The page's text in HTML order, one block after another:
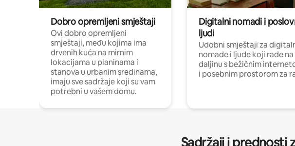
Dobro opremljeni smještaji
Ovi dobro opremljeni
smještaji, među kojima ima
drvenih kuća na mirnim
lokacijama u planinama i
stanova u urbanim sredinama,
imaju sve sadržaje koji su vam
potrebni u vašem domu.
Digitalni nomadi i
ljudi
Udobni smještaji za
nomade i ljude koji rade na
daljinu s bežičnim
i posebnim prostorom za
Sadržaji i prednosti